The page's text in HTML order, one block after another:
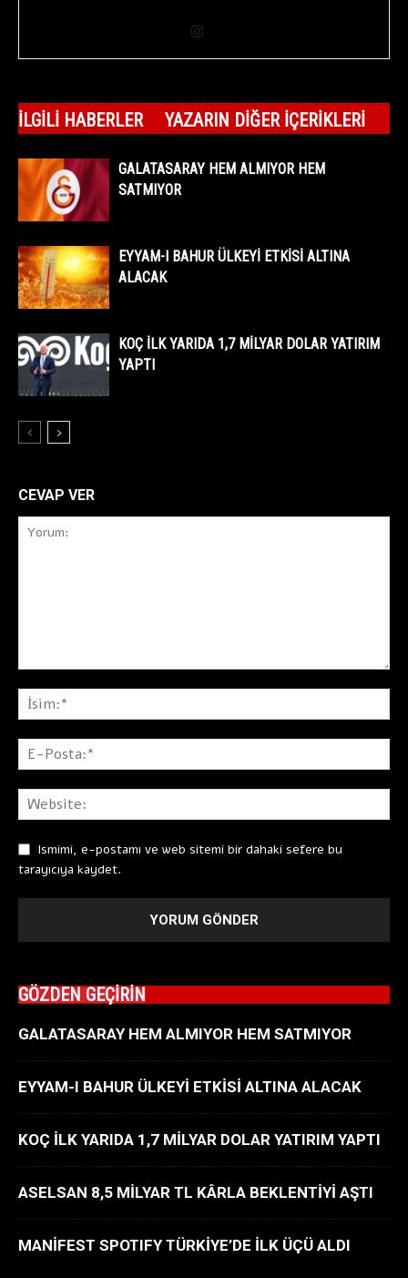
İLGILI HABERLER YAZARIN DIĞER İÇERIKLERI
GALATASARAY HEM ALMIYOR HEM
SATMIYOR
EYYAM-I BAHUR ÜLKEYİ ETKİSİ ALTINA
ALACAK
KOÇ İLK YARIDA 1,7 MİLYAR DOLAR YATIRIM
YAPTI
CEVAP VER
Ismimi, e-postamı ve web sitemi bir dahaki sefere bu
tarayıcıya kaydet.
GÖZDEN GEÇİRİN
GALATASARAY HEM ALMIYOR HEM SATMIYOR
EYYAM-I BAHUR ÜLKEYİ ETKİSİ ALTINA ALACAK
KOÇ İLK YARIDA 1,7 MİLYAR DOLAR YATIRIM YAPTI
ASELSAN 8,5 MİLYAR TL KÂRLA BEKLENTİYİ AŞTI
MANİFEST SPOTIFY TÜRKİYE’DE İLK ÜÇÜ ALDI